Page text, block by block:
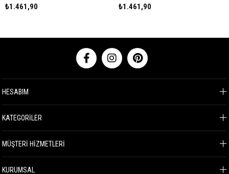
₺1.461,90 ₺1.461,90
HESABIM
KATEGORİLER
MÜŞTERİ HİZMETLERİ
KURUMSAL